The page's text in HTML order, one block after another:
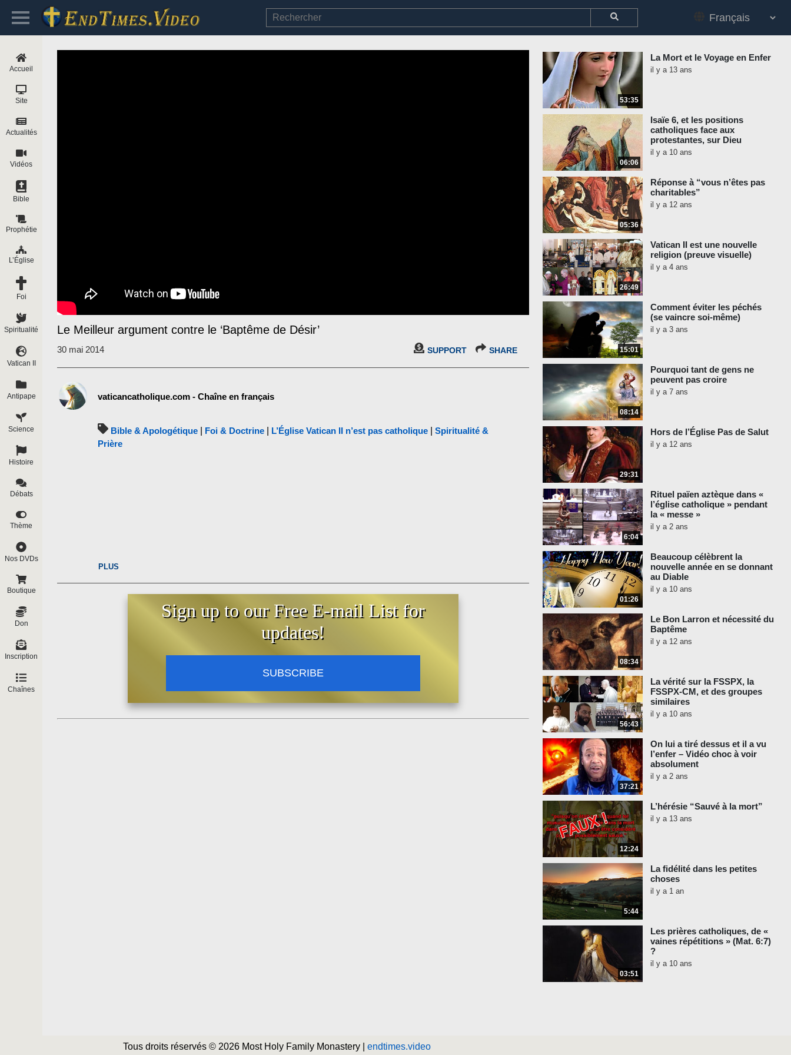
Le Meilleur argument contre le ‘Baptême de Désir’
30 mai 2014 SUPPORT SHARE
vaticancatholique.com - Chaîne en français
Bible & Apologétique Foi & Doctrine L’Église Vatican II n’est pas catholique
Spiritualité &
Prière
PLUS
Sign up to our Free E-mail List for
updates!
SUBSCRIBE
53:35
La Mort et le Voyage en Enfer
il y a 13 ans
06:06
Isaïe 6, et les positions
catholiques face aux
protestantes, sur Dieu
il y a 10 ans
05:36
Réponse à “vous n’êtes pas
charitables”
il y a 12 ans
26:49
Vatican II est une nouvelle
religion (preuve visuelle)
il y a 4 ans
15:01
Comment éviter les péchés
(se vaincre soi-même)
il y a 3 ans
08:14
Pourquoi tant de gens ne
peuvent pas croire
il y a 7 ans
29:31
Hors de l’Église Pas de Salut
il y a 12 ans
6:04
Rituel païen aztèque dans «
l’église catholique » pendant
la « messe »
il y a 2 ans
01:26
Beaucoup célèbrent la
nouvelle année en se donnant
au Diable
il y a 10 ans
08:34
Le Bon Larron et nécessité du
Baptême
il y a 12 ans
56:43
La vérité sur la FSSPX, la
FSSPX-CM, et des groupes
similaires
il y a 10 ans
37:21
On lui a tiré dessus et il a vu
l’enfer – Vidéo choc à voir
absolument
il y a 2 ans
12:24
L’hérésie “Sauvé à la mort”
il y a 13 ans
5:44
La fidélité dans les petites
choses
il y a 1 an
03:51
Les prières catholiques, de «
vaines répétitions » (Mat. 6:7)
?
il y a 10 ans
Accueil
Site
Actualités
Vidéos
Bible
Prophétie
L’Église
Foi
Spiritualité
Vatican II
Antipape
Science
Histoire
Débats
Thème
Nos DVDs
Boutique
Don
Inscription
Chaînes
Tous droits réservés © 2026 Most Holy Family Monastery | endtimes.video